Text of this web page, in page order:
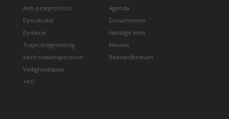
Anti-pestprotocol
Dyscalculie
Dyslexie
Trajectbegeleiding
Vertrouwenspersoon
Veiligheidsplan
+VO
Agenda
Documenten
Handige links
Nieuws
(Nieuws)brieven